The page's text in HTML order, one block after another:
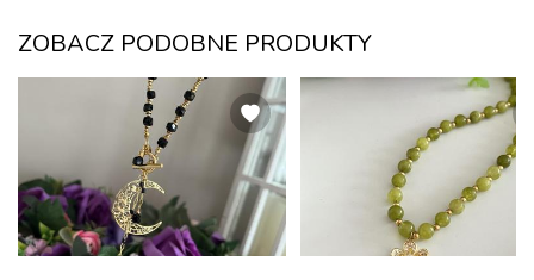
ZOBACZ PODOBNE PRODUKTY